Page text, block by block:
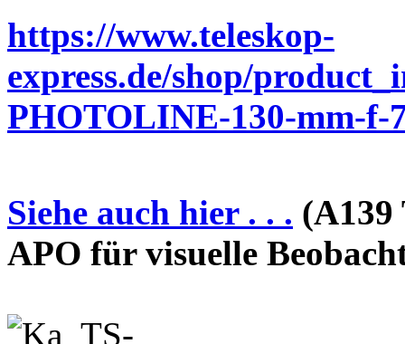
https://www.teleskop-
express.de/shop/
PHOTOLINE-130-mm-f-
Siehe auch hier . . . (A139
APO für visuelle